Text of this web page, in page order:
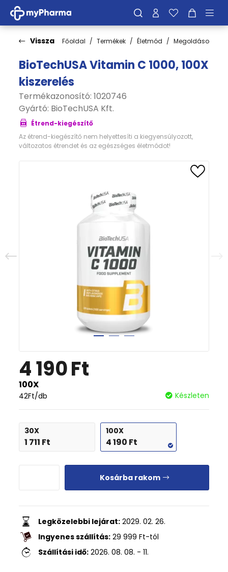
Vissza Főoldal Termékek Életmód Megoldások
BioTechUSA Vitamin C 1000, 100X
kiszerelés
Termékazonosító: 1020746
Gyártó: BioTechUSA Kft.
Étrend-kiegészítő
Az étrend-kiegészítő nem helyettesíti a kiegyensúlyozott,
változatos étrendet és az egészséges életmódot!
4 190Ft
100X
42Ft/db Készleten
30X
1 711 Ft
100X
4 190 Ft
Kosárba rakom
Legközelebbi lejárat: 2029. 02. 26.
Ingyenes szállítás: 29 999 Ft-tól
Szállítási idő: 2026. 08. 08. - 11.